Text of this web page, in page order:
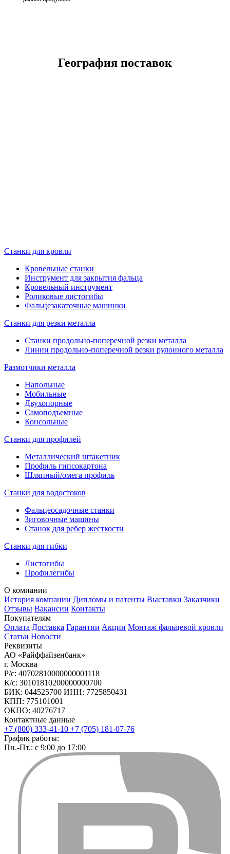
География поставок
Станки для кровли
Кровельные станки
Инструмент для закрытия фальца
Кровельный инструмент
Роликовые листогибы
Фальцезакаточные машинки
Станки для резки металла
Станки продольно-поперечной резки металла
Линии продольно-поперечной резки рулонного металла
Размотчики металла
Напольные
Мобильные
Двухопорные
Самоподъемные
Консольные
Станки для профилей
Металлический штакетник
Профиль гипсокартона
Шляпный/омега профиль
Станки для водостоков
Фальцеосадочные станки
Зиговочные машины
Станок для ребер жесткости
Станки для гибки
Листогибы
Профилегибы
О компании
История компании Дипломы и патенты Выставки Заказчики
Отзывы Вакансии Контакты
Покупателям
Оплата Доставка Гарантии Акции Монтаж фальцевой кровли
Статьи Новости
Реквизиты
АО «Райффайзенбанк»
г. Москва
Р/с: 40702810000000001118
К/с: 30101810200000000700
БИК: 044525700 ИНН: 7725850431
КПП: 775101001
ОКПО: 40276717
Контактные данные
+7 (800) 333-41-10 +7 (705) 181-07-76
График работы:
Пн.-Пт.: с 9:00 до 17:00